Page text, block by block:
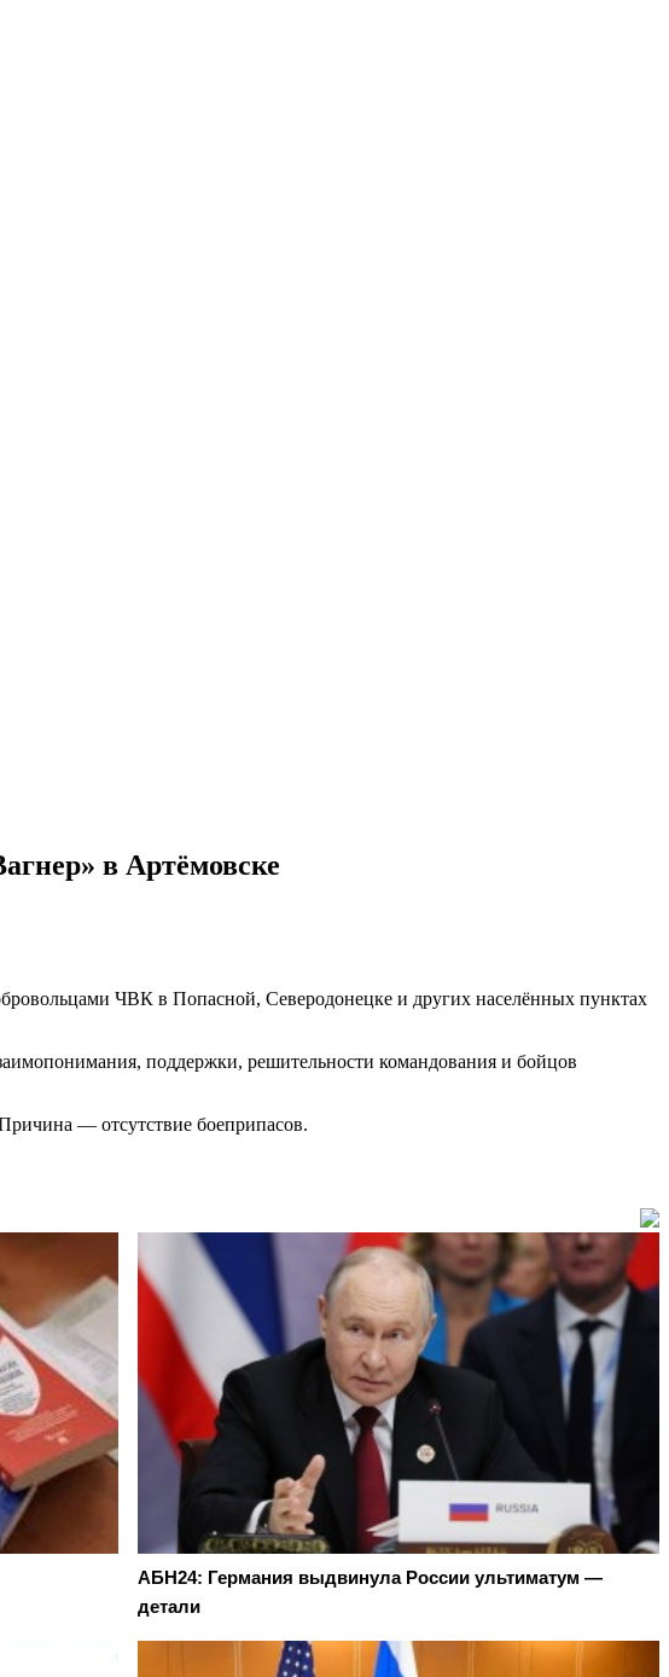
в Артёмовске
ЧВК в Попасной, Северодонецке и других населённых пунктах
поддержки, решительности командования и бойцов
— отсутствие боеприпасов.
АБН24: Германия выдвинула России ультиматум —
детали